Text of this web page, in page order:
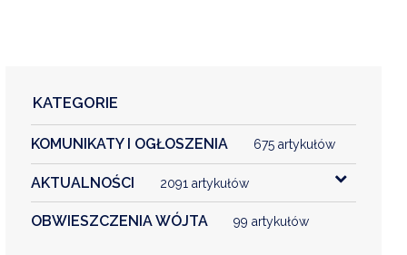
KONTAKT
KATEGORIE
KOMUNIKATY I OGŁOSZENIA 675 artykułów
AKTUALNOŚCI 2091 artykułów
OBWIESZCZENIA WÓJTA 99 artykułów